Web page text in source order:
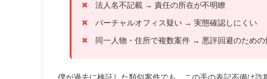
法人名不記載 → 責任の所在が不明瞭
バーチャルオフィス疑い → 実態確認しにくい
同一人物・住所で複数案件 → 悪評回避のための
僕が過去に検証した類似案件でも、この手の表記不備は